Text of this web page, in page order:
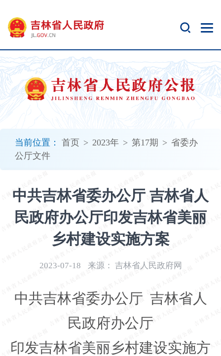
当前位置： 首页 > 2023年 > 第17期 > 省委办
公厅文件
中共吉林省委办公厅 吉林省人
民政府办公厅印发吉林省美丽
乡村建设实施方案
2023-07-18 来源： 吉林省人民政府网
中共吉林省委办公厅 吉林省人
民政府办公厅
印发吉林省美丽乡村建设实施方
开
无
障
碍
说
明
加